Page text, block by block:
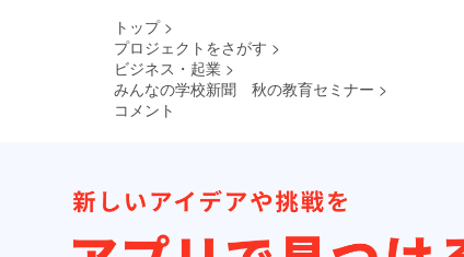
トップ >
プロジェクトをさがす >
ビジネス・起業 >
みんなの学校新聞 秋の教育セミナー >
コメント